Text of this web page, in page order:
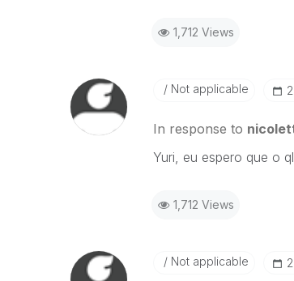
1,712 Views
Not applicable
In response to
Yuri, eu espero que o
1,712 Views
Not applicable